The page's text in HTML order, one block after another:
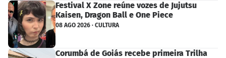
Festival X Zone reúne vozes de Jujutsu
Kaisen, Dragon Ball e One Piece
08 AGO 2026 · CULTURA
Corumbá de Goiás recebe primeira Trilha